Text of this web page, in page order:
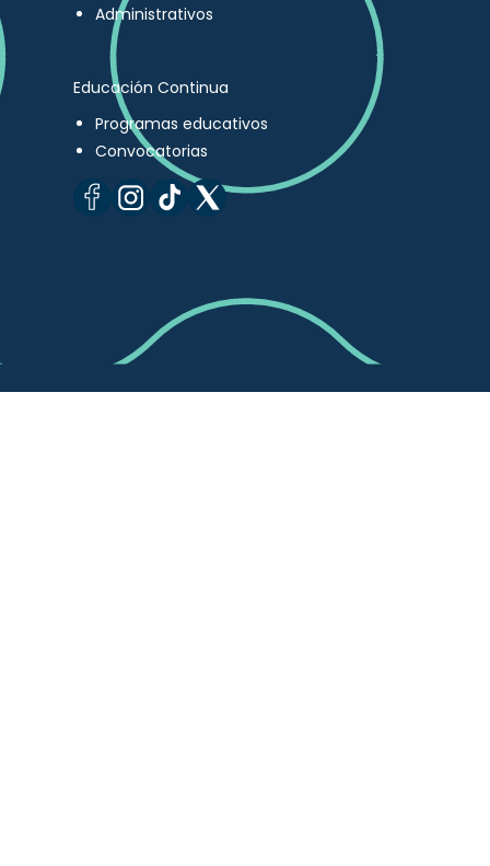
Administrativos
Educación Continua
Programas educativos
Convocatorias